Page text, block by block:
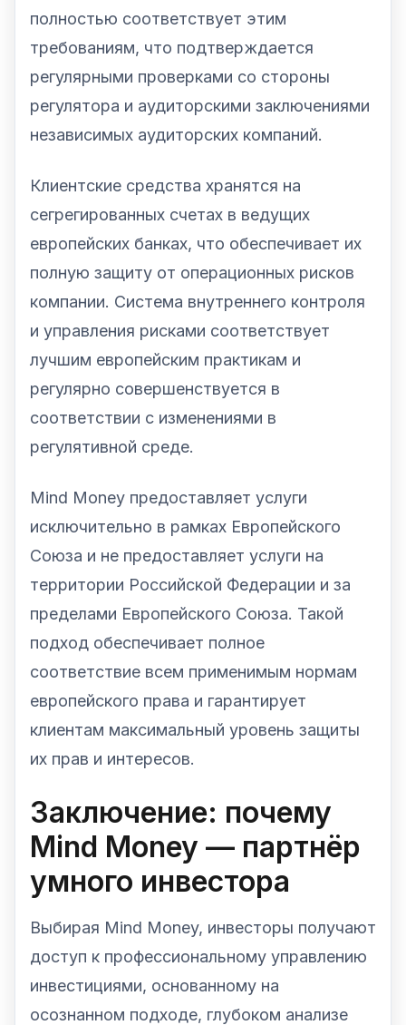
полностью соответствует этим
требованиям, что подтверждается
регулярными проверками со стороны
регулятора и аудиторскими заключениями
независимых аудиторских компаний.
Клиентские средства хранятся на
сегрегированных счетах в ведущих
европейских банках, что обеспечивает их
полную защиту от операционных рисков
компании. Система внутреннего контроля
и управления рисками соответствует
лучшим европейским практикам и
регулярно совершенствуется в
соответствии с изменениями в
регулятивной среде.
Mind Money предоставляет услуги
исключительно в рамках Европейского
Союза и не предоставляет услуги на
территории Российской Федерации и за
пределами Европейского Союза. Такой
подход обеспечивает полное
соответствие всем применимым нормам
европейского права и гарантирует
клиентам максимальный уровень защиты
их прав и интересов.
Заключение: почему
Mind Money — партнёр
умного инвестора
Выбирая Mind Money, инвесторы получают
доступ к профессиональному управлению
инвестициями, основанному на
осознанном подходе, глубоком анализе